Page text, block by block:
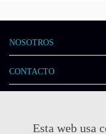
NOSOTROS
CONTACTO
CATÁLOGOEsta web usa